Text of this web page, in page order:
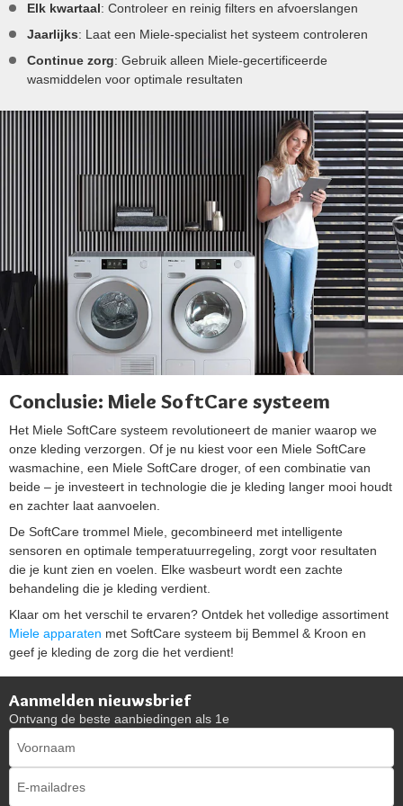
Elk kwartaal: Controleer en reinig filters en afvoerslangen
Jaarlijks: Laat een Miele-specialist het systeem controleren
Continue zorg: Gebruik alleen Miele-gecertificeerde
wasmiddelen voor optimale resultaten
Conclusie: Miele SoftCare systeem
Het Miele SoftCare systeem revolutioneert de manier waarop we
onze kleding verzorgen. Of je nu kiest voor een Miele SoftCare
wasmachine, een Miele SoftCare droger, of een combinatie van
beide – je investeert in technologie die je kleding langer mooi houdt
en zachter laat aanvoelen.
De SoftCare trommel Miele, gecombineerd met intelligente
sensoren en optimale temperatuurregeling, zorgt voor resultaten
die je kunt zien en voelen. Elke wasbeurt wordt een zachte
behandeling die je kleding verdient.
Klaar om het verschil te ervaren? Ontdek het volledige assortiment
Miele apparaten met SoftCare systeem bij Bemmel & Kroon en
geef je kleding de zorg die het verdient!
Aanmelden nieuwsbrief
Ontvang de beste aanbiedingen als 1e